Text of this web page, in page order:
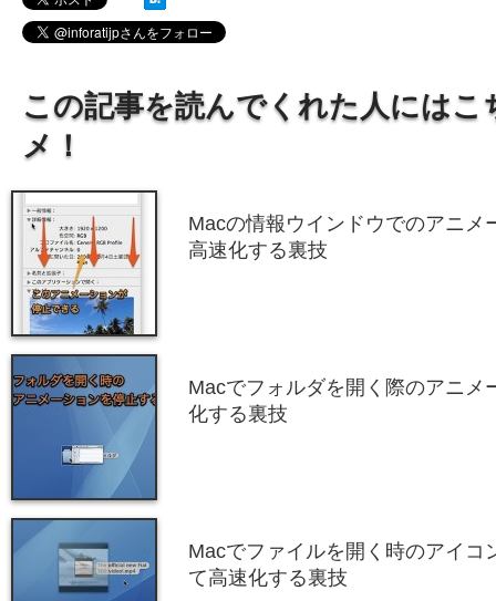
この記事を読んでくれた人にはこ
メ！
Macの情報ウインドウでのアニメ
高速化する裏技
Macでフォルダを開く際のアニメ
化する裏技
Macでファイルを開く時のアイコ
て高速化する裏技